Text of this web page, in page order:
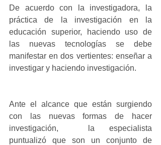
De acuerdo con la investigadora, la
práctica de la investigación en la
educación superior, haciendo uso de
las nuevas tecnologías se debe
manifestar en dos vertientes: enseñar a
investigar y haciendo investigación.
Ante el alcance que están surgiendo
con las nuevas formas de hacer
investigación,  la especialista
puntualizó que son un conjunto de